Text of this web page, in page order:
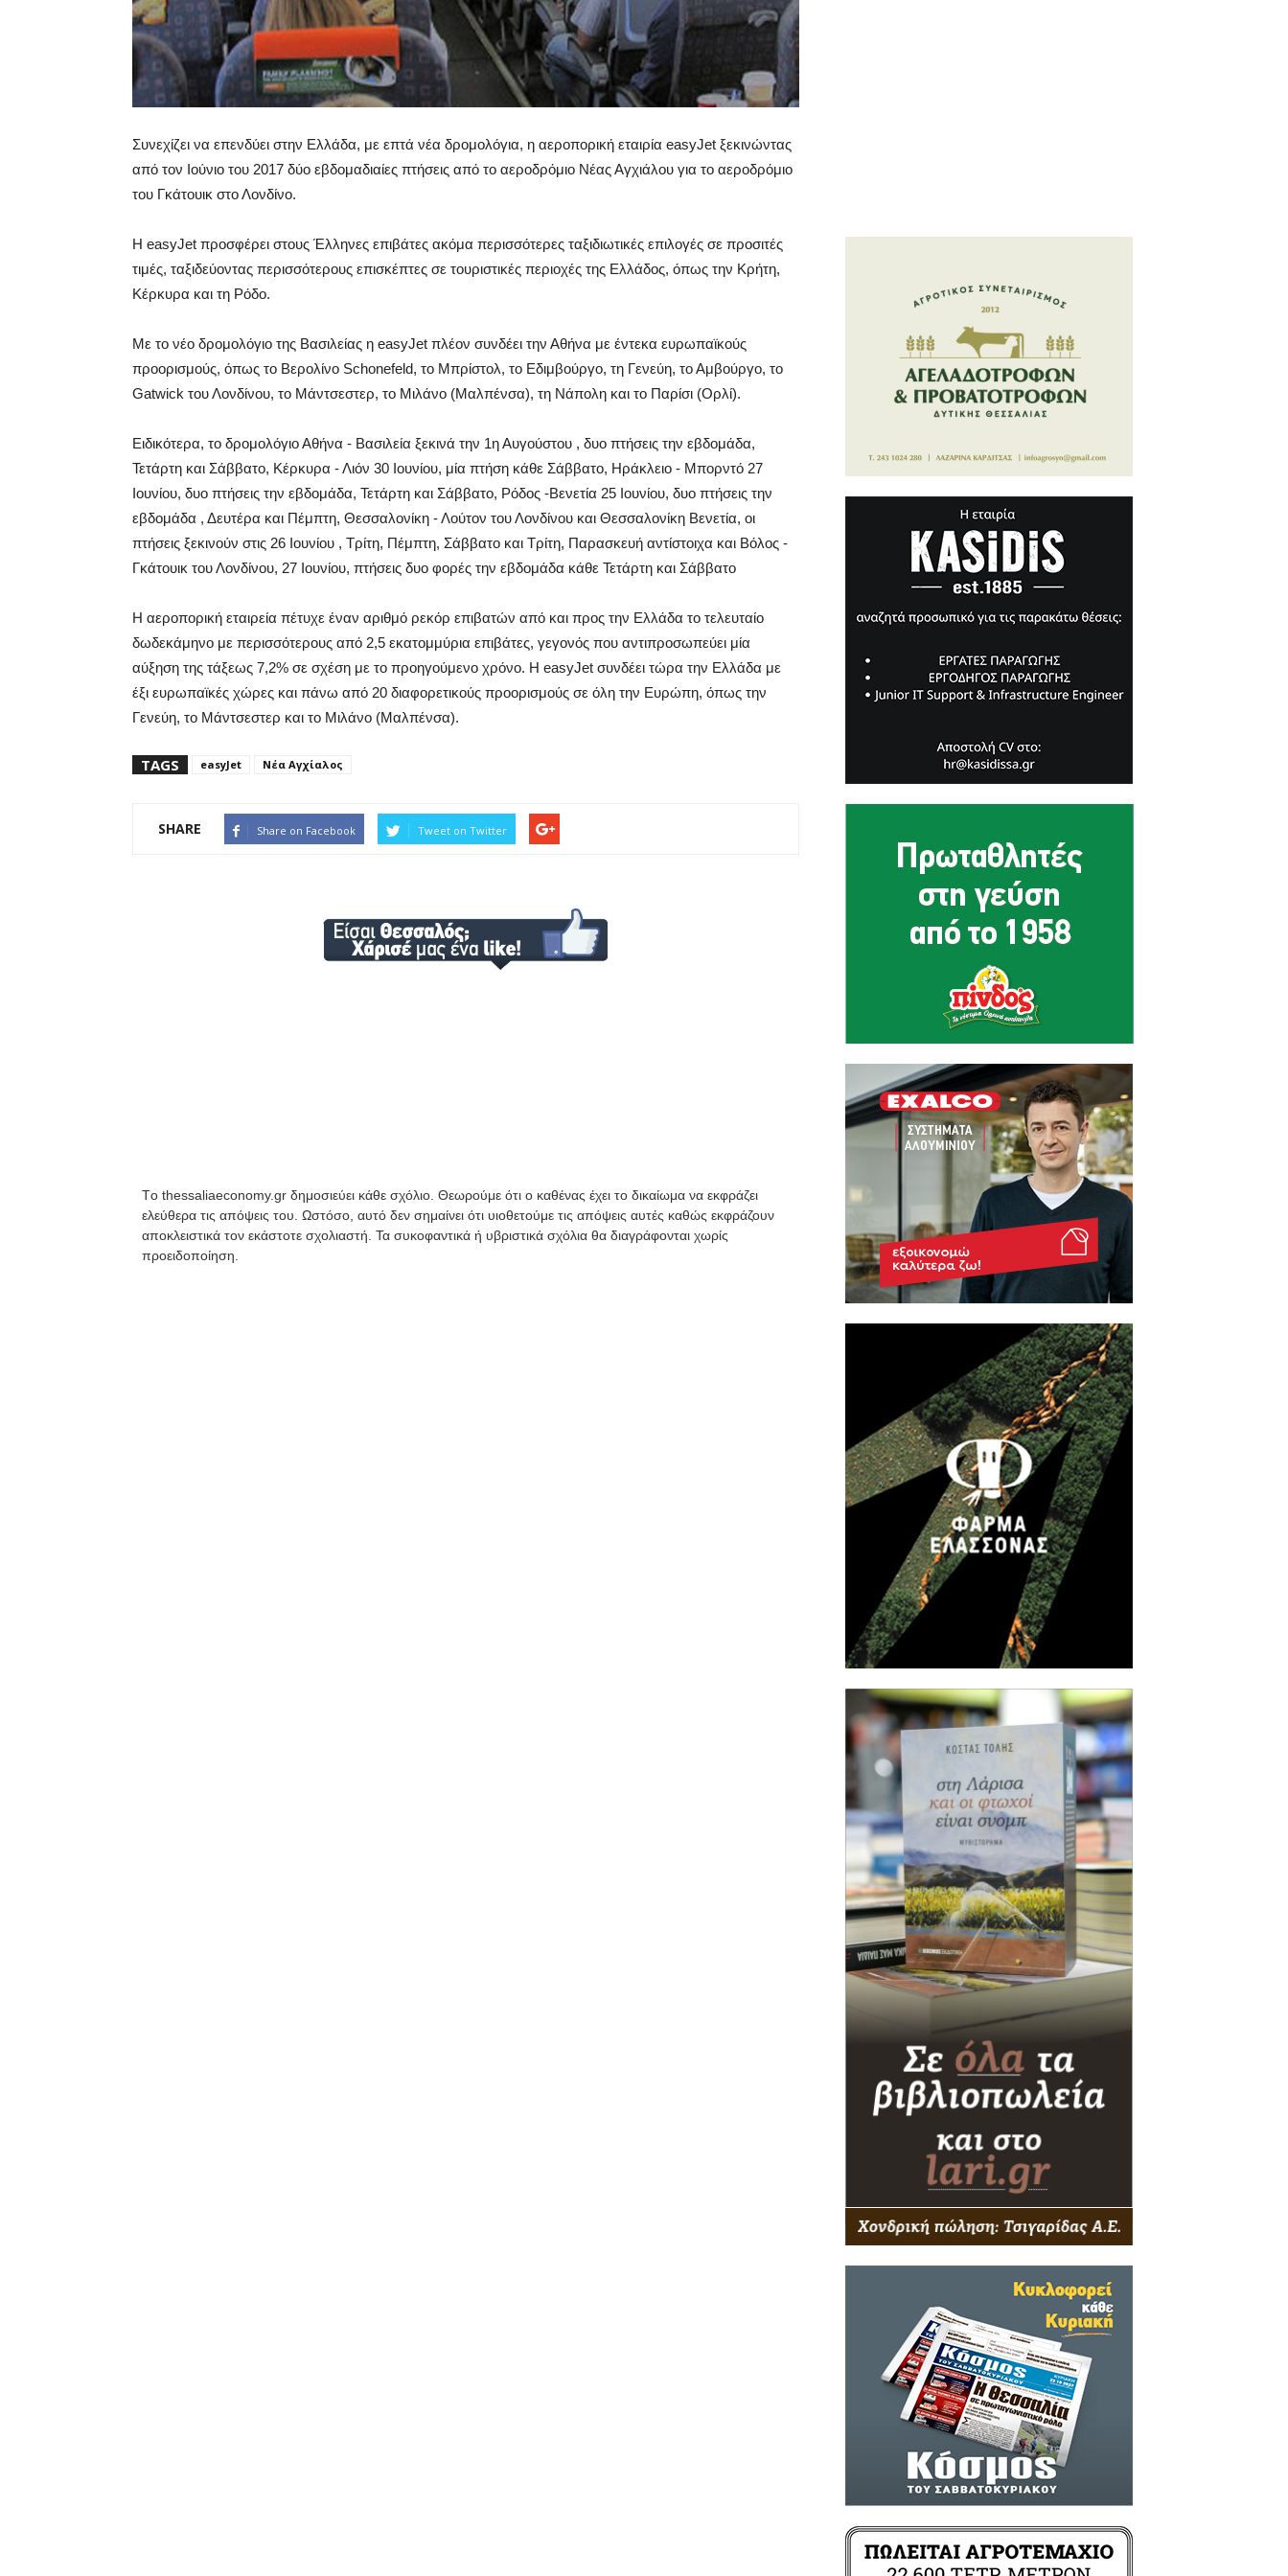
Συνεχίζει να επενδύει στην Ελλάδα, με επτά νέα δρομολόγια, η αεροπορική εταιρία easyJet ξεκινώντας
από τον Ιούνιο του 2017 δύο εβδομαδιαίες πτήσεις από το αεροδρόμιο Νέας Αγχιάλου για το αεροδρόμιο
του Γκάτουικ στο Λονδίνο.
Η easyJet προσφέρει στους Έλληνες επιβάτες ακόμα περισσότερες ταξιδιωτικές επιλογές σε προσιτές
τιμές, ταξιδεύοντας περισσότερους επισκέπτες σε τουριστικές περιοχές της Ελλάδος, όπως την Κρήτη,
Κέρκυρα και τη Ρόδο.
Με το νέο δρομολόγιο της Βασιλείας η easyJet πλέον συνδέει την Αθήνα με έντεκα ευρωπαϊκούς
προορισμούς, όπως το Βερολίνο Schonefeld, το Μπρίστολ, το Εδιμβούργο, τη Γενεύη, το Αμβούργο, το
Gatwick του Λονδίνου, το Μάντσεστερ, το Μιλάνο (Μαλπένσα), τη Νάπολη και το Παρίσι (Ορλί).
Ειδικότερα, το δρομολόγιο Αθήνα - Βασιλεία ξεκινά την 1η Αυγούστου , δυο πτήσεις την εβδομάδα,
Τετάρτη και Σάββατο, Κέρκυρα - Λιόν 30 Ιουνίου, μία πτήση κάθε Σάββατο, Ηράκλειο - Μπορντό 27
Ιουνίου, δυο πτήσεις την εβδομάδα, Τετάρτη και Σάββατο, Ρόδος -Βενετία 25 Ιουνίου, δυο πτήσεις την
εβδομάδα , Δευτέρα και Πέμπτη, Θεσσαλονίκη - Λούτον του Λονδίνου και Θεσσαλονίκη Βενετία, οι
πτήσεις ξεκινούν στις 26 Ιουνίου , Τρίτη, Πέμπτη, Σάββατο και Τρίτη, Παρασκευή αντίστοιχα και Βόλος -
Γκάτουικ του Λονδίνου, 27 Ιουνίου, πτήσεις δυο φορές την εβδομάδα κάθε Τετάρτη και Σάββατο
Η αεροπορική εταιρεία πέτυχε έναν αριθμό ρεκόρ επιβατών από και προς την Ελλάδα το τελευταίο
δωδεκάμηνο με περισσότερους από 2,5 εκατομμύρια επιβάτες, γεγονός που αντιπροσωπεύει μία
αύξηση της τάξεως 7,2% σε σχέση με το προηγούμενο χρόνο. Η easyJet συνδέει τώρα την Ελλάδα με
έξι ευρωπαϊκές χώρες και πάνω από 20 διαφορετικούς προορισμούς σε όλη την Ευρώπη, όπως την
Γενεύη, το Μάντσεστερ και το Μιλάνο (Μαλπένσα).
TAGS easyJet Νέα Αγχίαλος
SHARE Share on Facebook Tweet on Twitter
Tο thessaliaeconomy.gr δημοσιεύει κάθε σχόλιο. Θεωρούμε ότι ο καθένας έχει το δικαίωμα να εκφράζει
ελεύθερα τις απόψεις του. Ωστόσο, αυτό δεν σημαίνει ότι υιοθετούμε τις απόψεις αυτές καθώς εκφράζουν
αποκλειστικά τον εκάστοτε σχολιαστή. Τα συκοφαντικά ή υβριστικά σχόλια θα διαγράφονται χωρίς
προειδοποίηση.